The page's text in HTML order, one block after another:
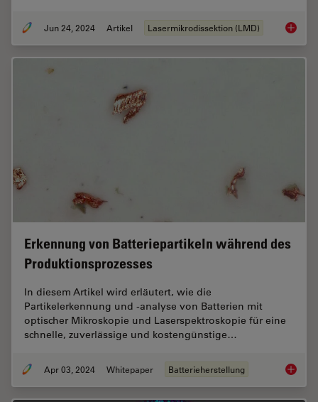
Jun 24, 2024 Artikel Lasermikrodissektion (LMD) Neuron
Erkennung von Batteriepartikeln während des
Produktionsprozesses
In diesem Artikel wird erläutert, wie die
Partikelerkennung und -analyse von Batterien mit
optischer Mikroskopie und Laserspektroskopie für eine
schnelle, zuverlässige und kostengünstige…
Apr 03, 2024 Whitepaper Batterieherstellung